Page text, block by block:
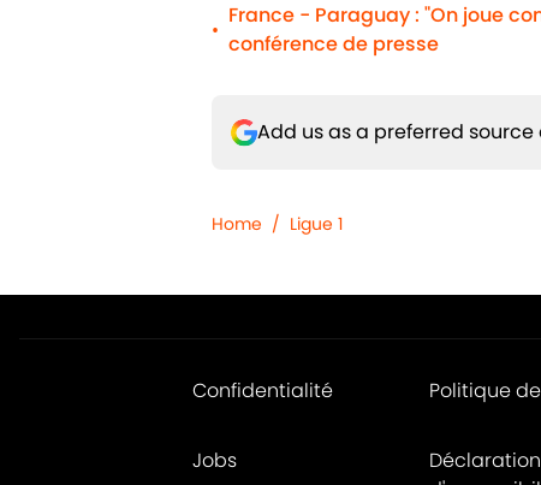
•
France - Paraguay : "On joue
conférence de presse
Add us as a preferred source
Home / Ligue 1
Confidentialité Politique
Jobs
Déclaration